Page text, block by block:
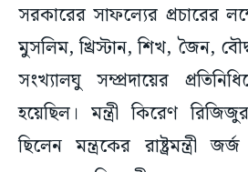
সরকারের সাফল্যের প্রচারের
মুসলিম, খ্রিস্টান, শিখ, জৈন,
সংখ্যালঘু সম্প্রদায়ের
হয়েছিল। মন্ত্রী কিরেণ
ছিলেন মন্ত্রকের রাষ্ট্রমন্ত্রী